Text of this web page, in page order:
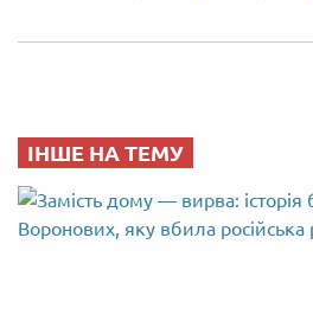
ІНШЕ НА ТЕМУ